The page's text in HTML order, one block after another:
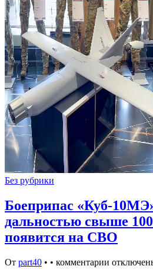
Без рубрики
Боеприпас «Куб-
дальностью свыше
появится на СВО
От part40 • • комментарии